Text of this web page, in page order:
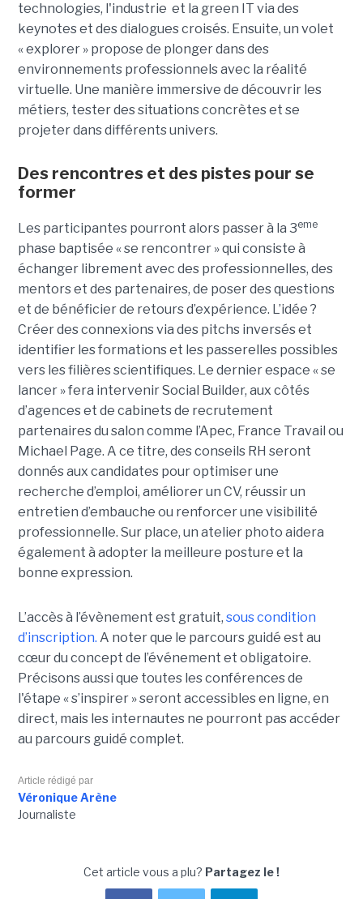
technologies, l'industrie et la green IT via des
keynotes et des dialogues croisés. Ensuite, un volet
« explorer » propose de plonger dans des
environnements professionnels avec la réalité
virtuelle. Une manière immersive de découvrir les
métiers, tester des situations concrètes et se
projeter dans différents univers.
Des rencontres et des pistes pour se
former
Les participantes pourront alors passer à la 3eme
phase baptisée « se rencontrer » qui consiste à
échanger librement avec des professionnelles, des
mentors et des partenaires, de poser des questions
et de bénéficier de retours d’expérience. L’idée ?
Créer des connexions via des pitchs inversés et
identifier les formations et les passerelles possibles
vers les filières scientifiques. Le dernier espace « se
lancer » fera intervenir Social Builder, aux côtés
d’agences et de cabinets de recrutement
partenaires du salon comme l’Apec, France Travail ou
Michael Page. A ce titre, des conseils RH seront
donnés aux candidates pour optimiser une
recherche d’emploi, améliorer un CV, réussir un
entretien d’embauche ou renforcer une visibilité
professionnelle. Sur place, un atelier photo aidera
également à adopter la meilleure posture et la
bonne expression.
L’accès à l’évènement est gratuit, sous condition
d’inscription. A noter que le parcours guidé est au
cœur du concept de l’événement et obligatoire.
Précisons aussi que toutes les conférences de
l'étape « s’inspirer » seront accessibles en ligne, en
direct, mais les internautes ne pourront pas accéder
au parcours guidé complet.
Article rédigé par
Véronique Arène
Journaliste
Cet article vous a plu? Partagez le !